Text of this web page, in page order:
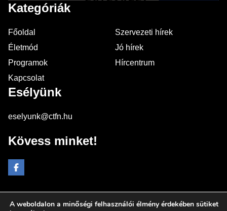
Kategóriák
Főoldal
Szervezeti hírek
Életmód
Jó hírek
Programok
Hírcentrum
Kapcsolat
Esélyünk
eselyunk@ctfn.hu
Kövess minket!
A weboldalon a minőségi felhasználói élmény érdekében sütiket